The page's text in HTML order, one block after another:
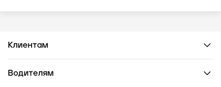
Клиентам
Водителям